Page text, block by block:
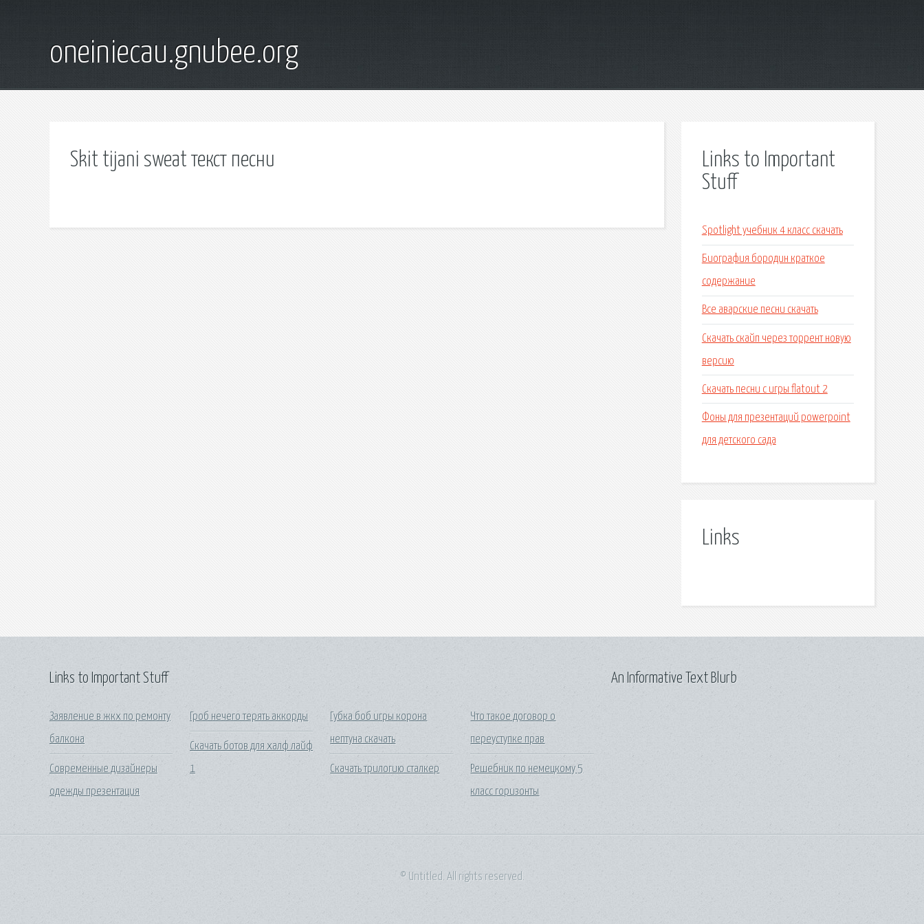
oneiniecau.gnubee.org
Skit tijani sweat текст песни
Links to Important
Stuff
Spotlight учебник 4 класс скачать
Биография бородин краткое
содержание
Все аварские песни скачать
Скачать скайп через торрент новую
версию
Скачать песни с игры flatout 2
Фоны для презентаций powerpoint
для детского сада
Links
Links to Important Stuff
Заявление в жкх по ремонту
балкона
Современные дизайнеры
одежды презентация
Гроб нечего терять аккорды
Скачать ботов для халф лайф
1
Губка боб игры корона
нептуна скачать
Скачать трилогию сталкер
Что такое договор о
переуступке прав
Решебник по немецкому 5
класс горизонты
An Informative Text Blurb
© Untitled. All rights reserved.